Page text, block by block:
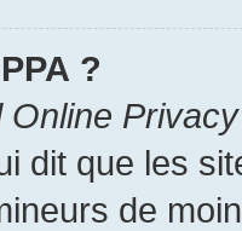
?
Online
dit que les
de